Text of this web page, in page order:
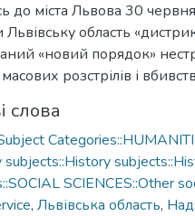
до міста Львова 30
Львівську область
«новий порядок»
розстрілів і
слова
subjects::History
SCIENCES::Other
, Львівська область,